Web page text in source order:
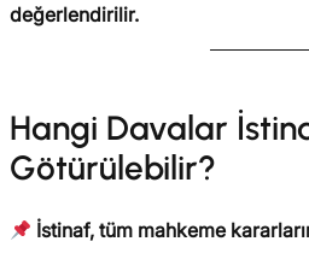
değerlendirilir.
Hangi Davalar
Götürülebilir?
İstinaf, tüm mahkeme